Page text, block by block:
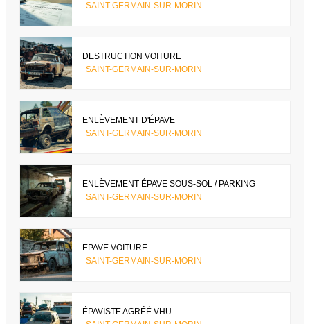
SAINT-GERMAIN-SUR-MORIN
DESTRUCTION VOITURE
SAINT-GERMAIN-SUR-MORIN
ENLÈVEMENT D'ÉPAVE
SAINT-GERMAIN-SUR-MORIN
ENLÈVEMENT ÉPAVE SOUS-SOL / PARKING
SAINT-GERMAIN-SUR-MORIN
EPAVE VOITURE
SAINT-GERMAIN-SUR-MORIN
ÉPAVISTE AGRÉÉ VHU